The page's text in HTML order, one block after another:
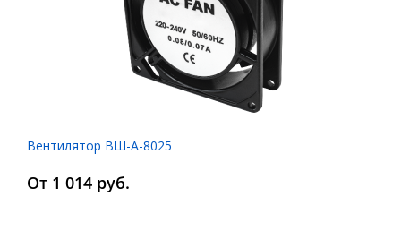
Вентилятор ВШ-А-8025
От 1 014 руб.